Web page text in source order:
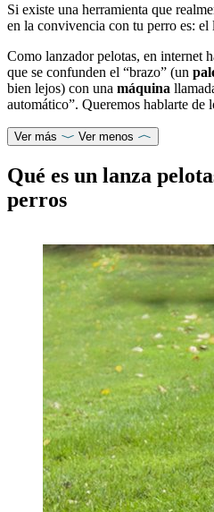
Si existe una herramienta que
en la convivencia con tu perro es: el
Como lanzador pelotas, en internet
que se confunden el “brazo” (un
bien lejos) con una máquina
automático”. Queremos hablarte de
Ver más Ver menos
Qué es un lanza
perros